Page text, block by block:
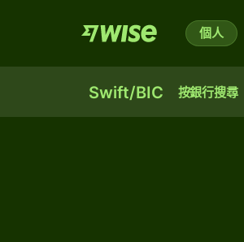
個人
Swift/BIC 按銀行搜尋